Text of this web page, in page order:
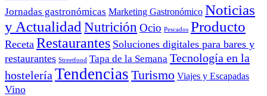
Jornadas gastronómicas Marketing Gastronómico Noticias
y Actualidad Nutrición Ocio Pescados Producto
Receta Restaurantes Soluciones digitales para bares y
restaurantes Streetfood Tapa de la Semana Tecnología en la
hostelería Tendencias Turismo Viajes y Escapadas
Vino